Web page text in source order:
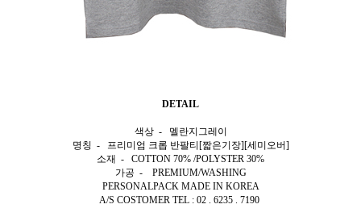
DETAIL
색상 - 멜란지그레이
명칭 - 프리미엄 크롭 반팔티[짧은기장][세미오버]
소재 - COTTON 70% /POLYSTER 30%
가공 - PREMIUM/WASHING
PERSONALPACK MADE IN KOREA
A/S COSTOMER TEL : 02 . 6235 . 7190